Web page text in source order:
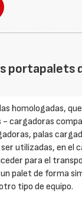
homologadas,
- cargadoras
palas
utilizadas, en el
para el
palet de forma
tipo de equipo.